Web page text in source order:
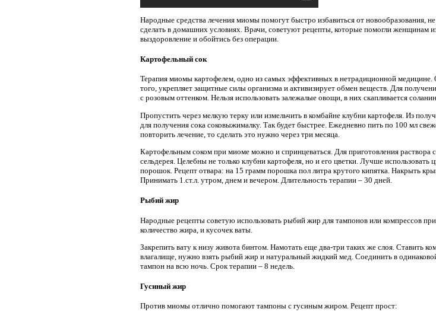
Народные средства лечения миомы помогут быстро избавиться от новообразования,
сделать в домашних условиях. Врачи, советуют рецепты, которые помогли женщинам
выздоровление и обойтись без операции.
Картофельный сок
Терапия миомы картофелем, одно из самых эффективных в нетрадиционной медицине.
того, укрепляет защитные силы организма и активизирует обмен веществ. Для
с розовым оттенком. Нельзя использовать залежалые овощи, в них скапливается
Пропустить через мелкую терку или измельчить в комбайне клубни картофеля. Из
для получения сока соковыжималку. Так будет быстрее. Ежедневно пить по 100 мл
повторить лечение, то сделать это нужно через три месяца.
Картофельным соком при миоме можно и спринцеваться. Для приготовления раствора
сельдерея. Целебны не только клубни картофеля, но и его цветки. Лучше
порошок. Рецепт отвара: на 15 грамм порошка пол литра крутого кипятка. Накрыть
Принимать 1.ст.л. утром, днем и вечером. Длительность терапии – 30 дней.
Рыбий жир
Народные рецепты советую использовать рыбий жир для тампонов или компрессов
количество жира, и кусочек ваты.
Закрепить вату к низу живота бинтом. Намотать еще два-три таких же слоя. Ставить
влагалище, нужно взять рыбий жир и натуральный жидкий мед. Соединить в
тампон на всю ночь. Срок терапии – 8 недель.
Гусиный жир
Против миомы отлично помогают тампоны с гусиным жиром. Рецепт прост: